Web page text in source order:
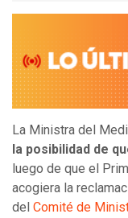
La Ministra del
la posibilidad de
luego de que el
acogiera la
del Comité de